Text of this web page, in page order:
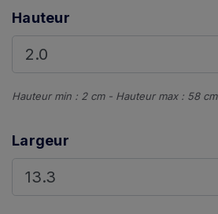
Hauteur
Hauteur min : 2 cm - Hauteur max : 58 cm
Largeur